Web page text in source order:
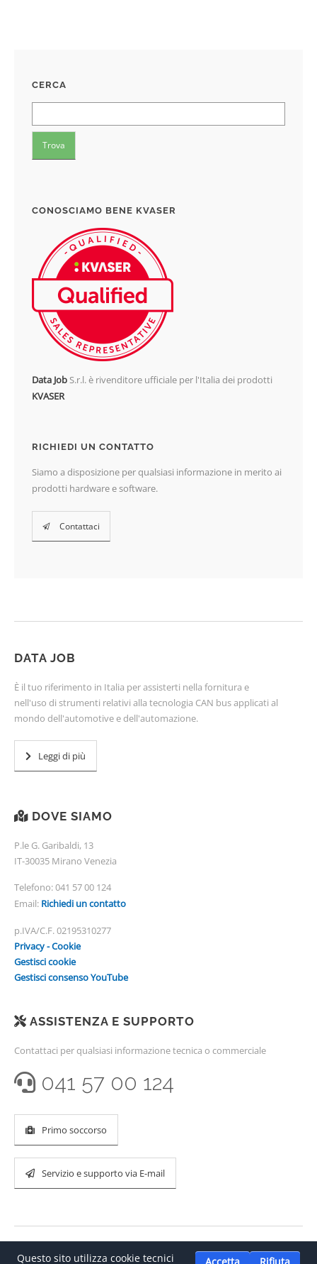
CERCA
CONOSCIAMO BENE KVASER
Data JobS.r.l. è rivenditore ufficiale per l'Italia dei prodotti
KVASER
RICHIEDI UN CONTATTO
Siamo a disposizione per qualsiasi informazione in merito ai
prodotti hardware e software.
Contattaci
DATA JOB
È il tuo riferimento in Italia per assisterti nella fornitura e
nell'uso di strumenti relativi alla tecnologia CAN bus applicati al
mondo dell'automotive e dell'automazione.
Leggi di più
DOVE SIAMO
P.le G. Garibaldi, 13
IT-30035 Mirano Venezia
Telefono:041 57 00 124
Email: Richiedi un contatto
p.IVA/C.F. 02195310277
Privacy - Cookie
Gestisci cookie
Gestisci consenso YouTube
ASSISTENZA E SUPPORTO
Contattaci per qualsiasi informazione tecnica o commerciale
041 57 00 124
Primo soccorso
Servizio e supporto via E-mail
Questo sito utilizza cookie tecnici